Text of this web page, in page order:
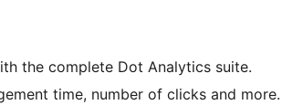
the complete Dot Analytics suite.
time, number of clicks and more.